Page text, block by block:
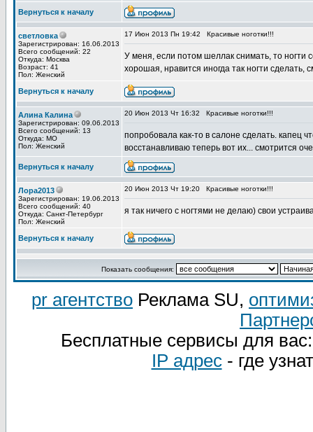
Вернуться к началу
светловка
Зарегистрирован: 16.06.2013
Всего сообщений: 22
Откуда: Москва
Возраст: 41
Пол: Женский
17 Июн 2013 Пн 19:42 Красивые ноготки!!!
У меня, если потом шеллак снимать, то ногти
хорошая, нравится иногда так ногти сделать,
Вернуться к началу
Алина Калина
Зарегистрирован: 09.06.2013
Всего сообщений: 13
Откуда: МО
Пол: Женский
20 Июн 2013 Чт 16:32 Красивые ноготки!!!
попробовала как-то в салоне сделать. капец
восстанавливаю теперь вот их... смотрится
Вернуться к началу
Лора2013
Зарегистрирован: 19.06.2013
Всего сообщений: 40
Откуда: Санкт-Петербург
Пол: Женский
20 Июн 2013 Чт 19:20 Красивые ноготки!!!
я так ничего с ногтями не делаю) свои
Вернуться к началу
Показать сообщения:
pr агентство Реклама SU,
Бесплатные сервисы для
IP адрес- где